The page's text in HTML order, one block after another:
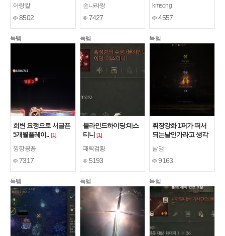
아랑칼
8502
손나라짱
7427
kmsong
4557
득템
희변 요정으로 서글픈
5개월플레이.. [1]
낑깡꽁꽁
7317
득템
블라인드하이딩:데스
티니 [1]
패력검황
5193
득템
휘장강화 1퍼가 떠서
되는날인가라고 생각
남댕
9163
득템 득템 득템